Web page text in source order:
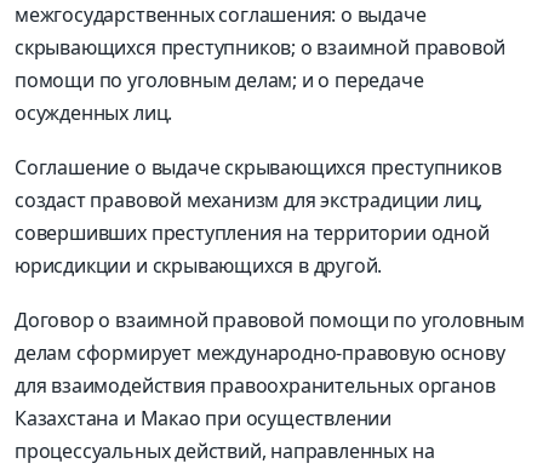
межгосударственных соглашения: о выдаче
скрывающихся преступников; о взаимной правовой
помощи по уголовным делам; и о передаче
осужденных лиц.
Соглашение о выдаче скрывающихся преступников
создаст правовой механизм для экстрадиции лиц,
совершивших преступления на территории одной
юрисдикции и скрывающихся в другой.
Договор о взаимной правовой помощи по уголовным
делам сформирует международно-правовую основу
для взаимодействия правоохранительных органов
Казахстана и Макао при осуществлении
процессуальных действий, направленных на